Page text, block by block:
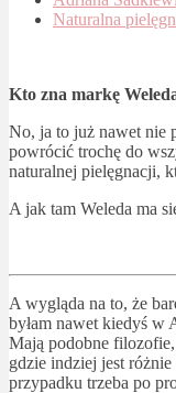
Naturalna
Kto zna markę
No, ja to już nawet nie
powrócić trochę do
naturalnej pielęgnacji,
A jak tam Weleda ma
A wygląda na to, że
byłam nawet kiedyś w
Mają podobne
gdzie indziej jest
przypadku trzeba po